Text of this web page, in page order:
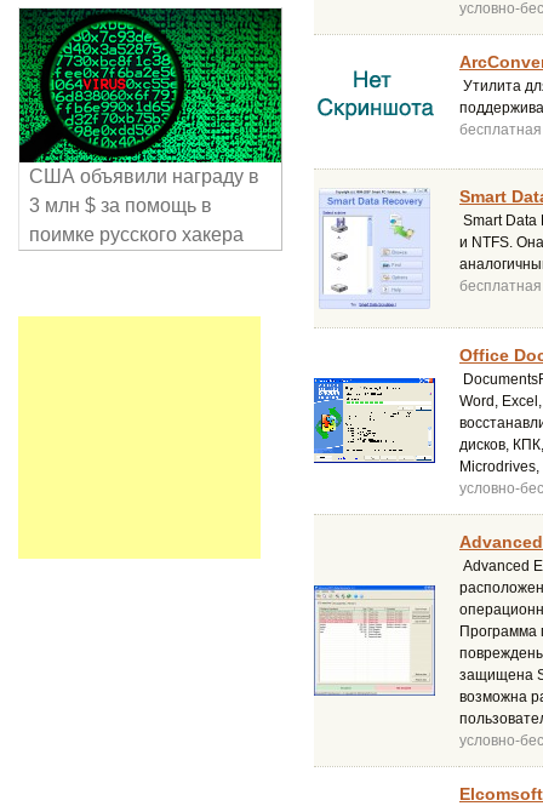
условно-
Утилита
бесплатная
Smart
Smart Data
и NTFS.
бесплатная
Office
Word,
дисков,
условно-
Advanced
Программа
защищена
возможна
условно-
США объявили награду в
3 млн $ за помощь в
поимке русского хакера